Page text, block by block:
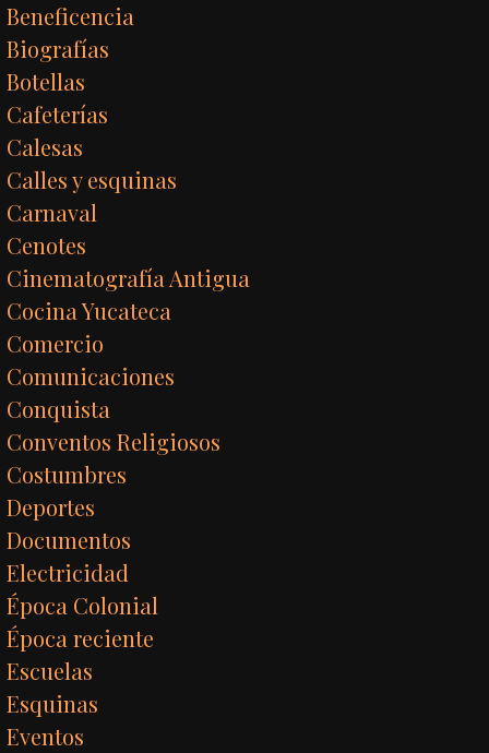
Beneficencia
Biografías
Botellas
Cafeterías
Calesas
Calles y esquinas
Carnaval
Cenotes
Cinematografía Antigua
Cocina Yucateca
Comercio
Comunicaciones
Conquista
Conventos Religiosos
Costumbres
Deportes
Documentos
Electricidad
Época Colonial
Época reciente
Escuelas
Esquinas
Eventos